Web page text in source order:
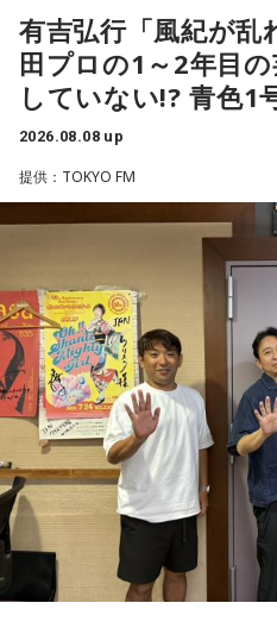
番組名：SPORTS BEAT
放送日時：毎週土曜 10:00～
パーソナリティ：藤木直人、高
番組Webサイト：https://
番組公式X：
だ、これは日本だけではなく
グランドもそういう展開にな
ういうスポーツなんですよね。
つまり、ベンチから何か言って
るほど簡単なスポーツではない
それに対してまた変化をしてく
て、時間をつくれる選手が重
ね。
◆世界で戦うために必要な“個”
藤木：今回、日本代表はケガ
あの戦いができたというのは
うことでしょうか？
福田：そうですね。選手層は
「誰が出ても同じような戦いが
う言葉がその通りであること
きていたと思います。でも、そ
っぱり“個の力”が必要だったか
世界で見ても、日本だけでなく
とがあると切り出し、「賞レ
ビ、（芸歴18年目の）ぐりん
るのは、最近の後輩は挨拶をし
と暴露します。
有吉自身は、今では後輩から
いため分からないと前置きしつ
っていたから……その辺はどう
と質問します。
これに対して、カミムラは「
のは、1～2年目の芸人の子た
ん、その子たちは本当に挨拶
い。有吉が「なんでなの？」
なことを言うのもあれですけ
ういう先輩か分かっていない
ます。
それを受け、有吉は「でもさ
（若手の頃は）誰か分からない
い？ 何があるか分からないか
意見にカミムラも納得しつつ
間は時代的に増えていますね」
有吉弘行「風紀が
田プロの1～2年目
していない!? 青色1
2026.08.08 up
提供：TOKYO FM